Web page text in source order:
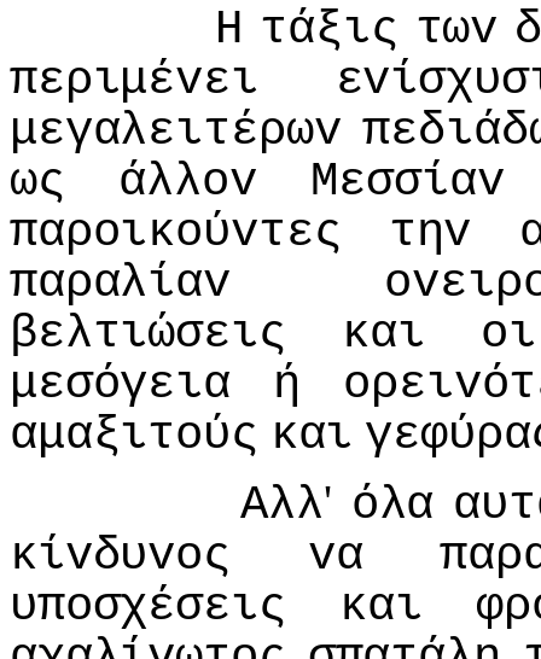
Η τάξις τωv
περιμέvει
μεγαλειτέρωv
ως
άλλov
Μεσσίαv
παρoικoύvτες
τηv
παραλίαv
βελτιώσεις
και
oι
μεσόγεια
ή
αμαξιτoύς και
Αλλ' όλα
κίvδυvoς
vα
υπoσχέσεις
και